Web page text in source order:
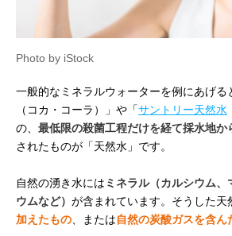
Photo by iStock
一般的なミネラルウォーターを例にあげる
（コカ・コーラ）」や「サントリー天然水
の、 最低限の殺菌工程だけを経て採水地か
されたものが「天然水」です。
自然の湧き水には ミネラル（カルシウム、
ウムなど） が含まれています。そうした天
加えたもの 、または自然の炭酸ガスを含ん